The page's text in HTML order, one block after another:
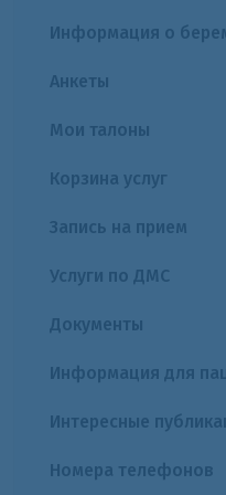
Информация о
Анкеты
Мои талоны
Корзина услуг
Запись на прием
Услуги по ДМС
Документы
Информация для
Интересные
Номера телефонов